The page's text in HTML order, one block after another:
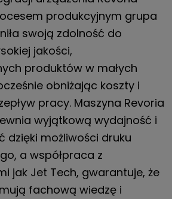
produkcyjnym grupa
swoją zdolność do
jakości,
produktów w małych
obniżając koszty i
pracy. Maszyna Revoria
wyjątkową wydajność i
dzięki możliwości druku
a współpraca z
jak Jet Tech, gwarantuje, że
fachową wiedzę i